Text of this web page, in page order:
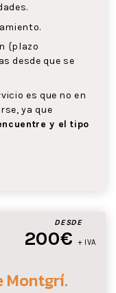
{plazo
desde que se
es que no en
ya que
y el tipo
DESDE
200€ + IVA
Montgrí.